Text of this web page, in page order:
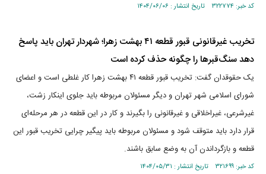
کد خبر: ۳۲۲۷۷۴ تاریخ انتشار : ۱۴۰۴/۰۶/۰۶
تخریب غیرقانونی قبور قطعه ۴۱ بهشت زهرا؛ شهردار تهران باید پاسخ
دهد سنگ‌قبر‌ها را چگونه حذف کرده است
یک حقوقدان گفت: تخریب قبور قطعه ۴۱ بهشت زهرا کار غلطی است و اعضای
شورای اسلامی شهر تهران و دیگر مسئولان مربوطه باید جلوی اینکار زشت،
غیرشرعی، غیراخلاقی و غیرقانونی را بگیرند و کار در این قطعه در هر مرحله‌ای
قرار دارد باید متوقف شود و مسئولان مربوطه باید پیگیر چرایی تخریب قبور این
قطعه و بازگرداندن آن به وضع سابق باشند.
کد خبر: ۳۲۱۶۹۹ تاریخ انتشار : ۱۴۰۴/۰۵/۳۱